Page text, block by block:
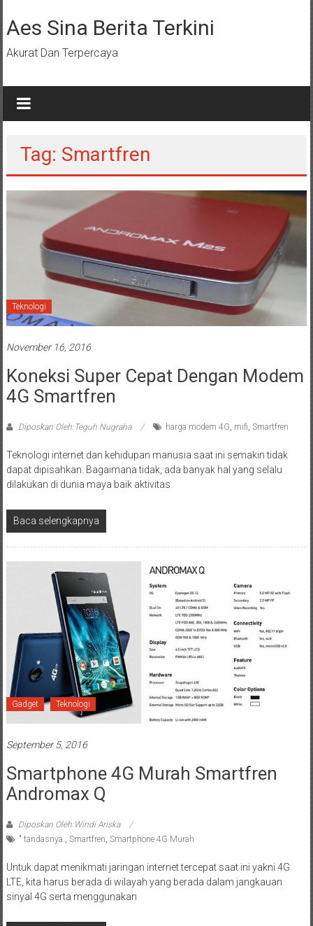
ke
konten
Aes Sina Berita Terkini
Akurat Dan Terpercaya
Tag: Smartfren
Teknologi
November 16, 2016
Koneksi Super Cepat Dengan Modem
4G Smartfren
Diposkan Oleh:Teguh Nugraha harga modem 4G mifi Smartfren
Teknologi internet dan kehidupan manusia saat ini semakin tidak
dapat dipisahkan. Bagaimana tidak, ada banyak hal yang selalu
dilakukan di dunia maya baik aktivitas
Baca selengkapnya
Gadget Teknologi
September 5, 2016
Smartphone 4G Murah Smartfren
Andromax Q
Diposkan Oleh:Windi Ariska
" tandasnya., Smartfren, Smartphone 4G Murah
Untuk dapat menikmati jaringan internet tercepat saat ini yakni 4G
LTE, kita harus berada di wilayah yang berada dalam jangkauan
sinyal 4G serta menggunakan